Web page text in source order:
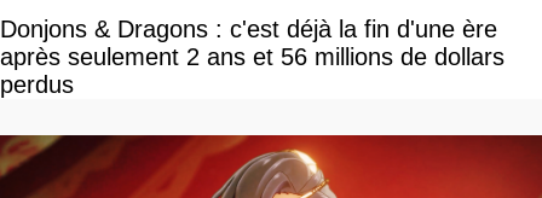
Donjons & Dragons : c'est déjà la fin d'une ère
après seulement 2 ans et 56 millions de dollars
perdus